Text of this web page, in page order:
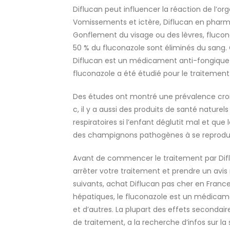
Diflucan peut influencer la réaction de
Vomissements et ictère, Diflucan en
Gonflement du visage ou des lèvres,
50 % du fluconazole sont éliminés du
Diflucan est un médicament anti-
fluconazole a été étudié pour le
Des études ont montré une prévalence
c, il y a aussi des produits de santé
respiratoires si l’enfant déglutit mal et
des champignons pathogènes à se
Avant de commencer le traitement par
arrêter votre traitement et prendre un avis
suivants, achat Diflucan pas cher en
hépatiques, le fluconazole est un
et d’autres. La plupart des effets
de traitement, a la recherche d’infos sur